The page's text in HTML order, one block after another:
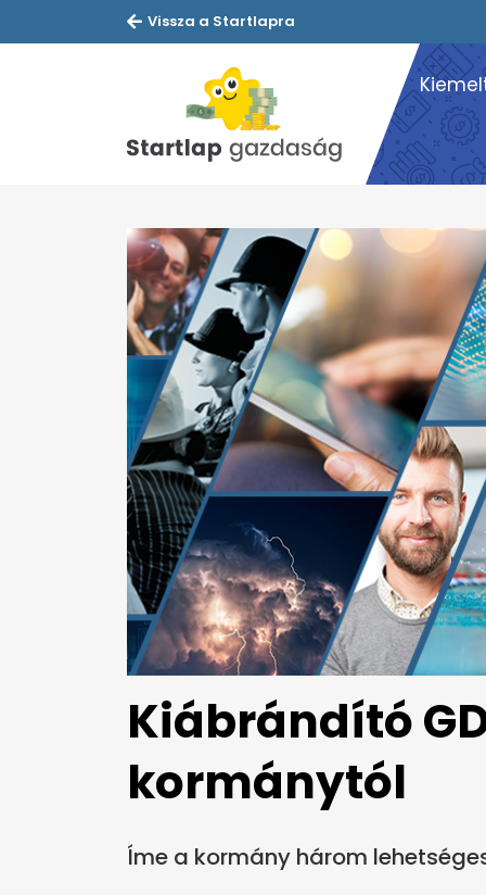
Vissza a Startlapra
Kiábrándító
kormánytól
Íme a kormány három